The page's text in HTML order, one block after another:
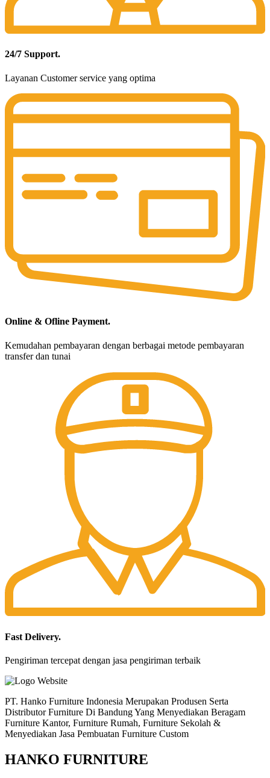
24/7 Support.
Layanan Customer service yang optima
Online & Ofline Payment.
Kemudahan pembayaran dengan berbagai metode pembayaran
transfer dan tunai
Fast Delivery.
Pengiriman tercepat dengan jasa pengiriman terbaik
PT. Hanko Furniture Indonesia Merupakan Produsen Serta
Distributor Furniture Di Bandung Yang Menyediakan Beragam
Furniture Kantor, Furniture Rumah, Furniture Sekolah &
Menyediakan Jasa Pembuatan Furniture Custom
HANKO FURNITURE